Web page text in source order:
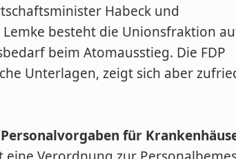
Habeck und
besteht die Unionsfraktion
beim Atomausstieg. Die FDP
Unterlagen, zeigt sich aber
für